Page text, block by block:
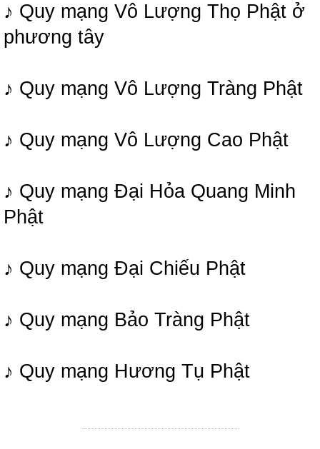
♪ Quy mạng Vô Lượng Thọ Phật ở
phương tây
♪ Quy mạng Vô Lượng Tràng Phật
♪ Quy mạng Vô Lượng Cao Phật
♪ Quy mạng Đại Hỏa Quang Minh
Phật
♪ Quy mạng Đại Chiếu Phật
♪ Quy mạng Bảo Tràng Phật
♪ Quy mạng Hương Tụ Phật